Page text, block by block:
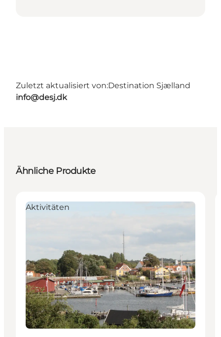
Zuletzt aktualisiert von:Destination Sjælland
info@desj.dk
Ähnliche Produkte
Aktivitäten